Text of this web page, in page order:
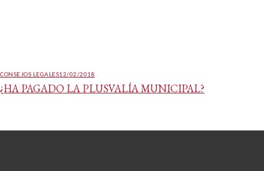
CONSEJOS LEGALES12/02/2018
¿HA PAGADO LA PLUSVALÍA MUNICIPAL?